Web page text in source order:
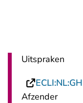
Uitspraken
Afzender